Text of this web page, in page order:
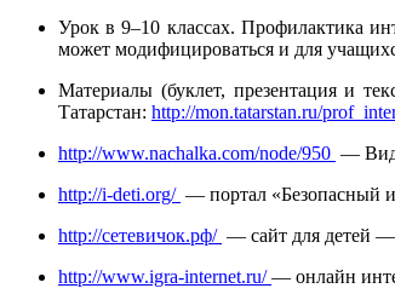
Урок в 9–10 классах. Профилактика
может модифицироваться и для
Материалы (буклет, презентация и
Татарстан: http://mon.tatarstan.ru/
http://www.nachalka.com/node/950 —
http://i-deti.org/ — портал «Безопасный
http://сетевичок.рф/ — сайт для детей
http://www.igra-internet.ru/ — онлайн